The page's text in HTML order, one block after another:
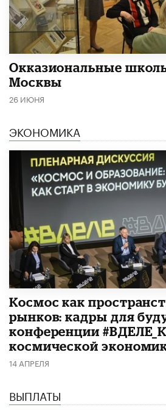
​Окказиональные
Москвы
26 ИЮНЯ
ЭКОНОМИКА
Космос как
рынков: кадры для
конференции
космической
14 АПРЕЛЯ
ВЫПЛАТЫ